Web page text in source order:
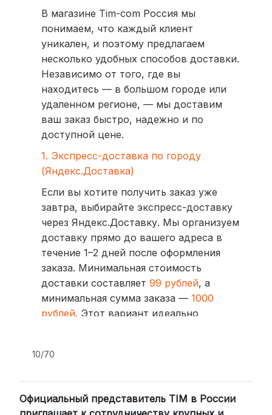
В магазине Tim-com Россия мы
понимаем, что каждый клиент
уникален, и поэтому предлагаем
несколько удобных способов доставки.
Независимо от того, где вы
находитесь — в большом городе или
удаленном регионе, — мы доставим
ваш заказ быстро, надежно и по
доступной цене.
1. Экспресс-доставка по городу
(Яндекс.Доставка)
Если вы хотите получить заказ уже
завтра, выбирайте экспресс-доставку
через Яндекс.Доставку. Мы организуем
доставку прямо до вашего адреса в
течение 1–2 дней после оформления
заказа. Минимальная стоимость
доставки составляет 99 рублей, а
минимальная сумма заказа — 1000
рублей. Этот вариант идеально
компании (СДЭК, BoxBerry, DPD)
Для клиентов из других регионов
10/70
Официальный представитель TIM в России